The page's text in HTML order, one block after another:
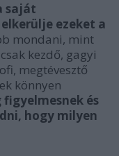
saját
ezeket a
mondani, mint
kezdő, gagyi
megtévesztő
könnyen
és
hogy milyen